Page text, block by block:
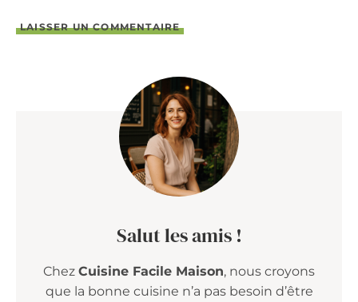
Salut les amis !
Chez Cuisine Facile Maison, nous croyons
que la bonne cuisine n’a pas besoin d’être